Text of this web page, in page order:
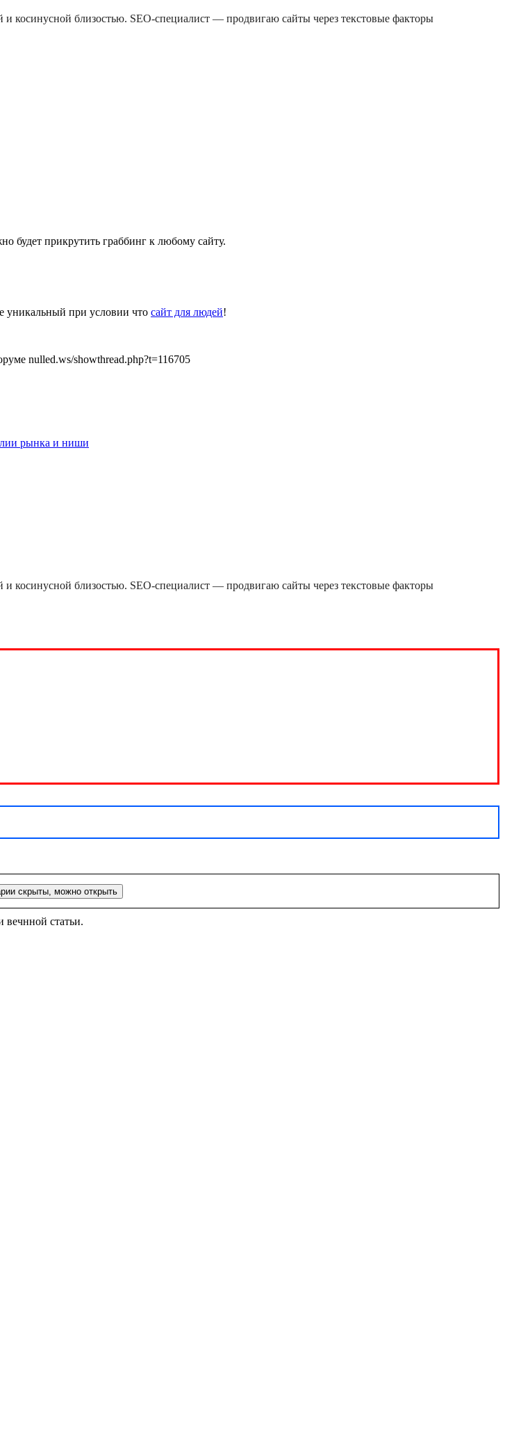
и косинусной близостью. SEO-специалист — продвигаю сайты через текстовые факторы
будет прикрутить граббинг к любому сайту.
уникальный при условии что сайт для людей!
nulled.ws/showthread.php?t=116705
рынка и ниши
и косинусной близостью. SEO-специалист — продвигаю сайты через текстовые факторы
скрыты, можно открыть
вечнной статьи.